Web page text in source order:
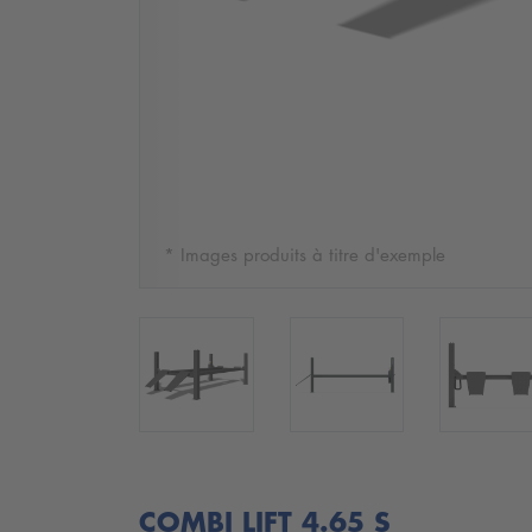
* Images produits à titre d'exemple
COMBI LIFT 4.65 S